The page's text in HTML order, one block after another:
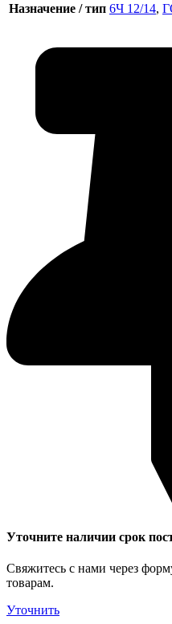
Назначение / тип 6Ч 12/14,
Уточните наличии срок
Свяжитесь с нами через
товарам.
Уточнить